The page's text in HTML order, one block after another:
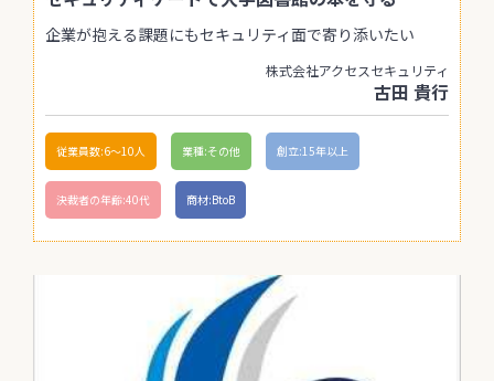
企業が抱える課題にもセキュリティ面で寄り添いたい
株式会社アクセスセキュリティ
古田 貴行
従業員数:6～10人 業種:その他 創立:15年以上
決裁者の年齢:40代 商材:BtoB